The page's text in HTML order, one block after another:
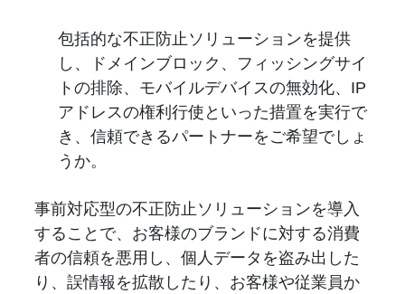
包括的な不正防止ソリューションを提供
し、ドメインブロック、フィッシングサイ
トの排除、モバイルデバイスの無効化、IP
アドレスの権利行使といった措置を実行で
き、信頼できるパートナーをご希望でしょ
うか。
事前対応型の不正防止ソリューションを導入
することで、お客様のブランドに対する消費
者の信頼を悪用し、個人データを盗み出した
り、誤情報を拡散したり、お客様や従業員か